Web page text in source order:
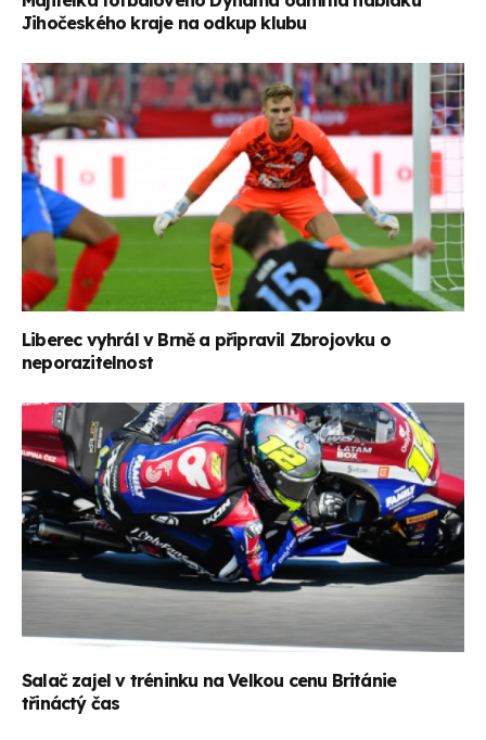
Jihočeského kraje na odkup klubu
Liberec vyhrál v Brně a připravil Zbrojovku o
neporazitelnost
Salač zajel v tréninku na Velkou cenu Británie
třináctý čas